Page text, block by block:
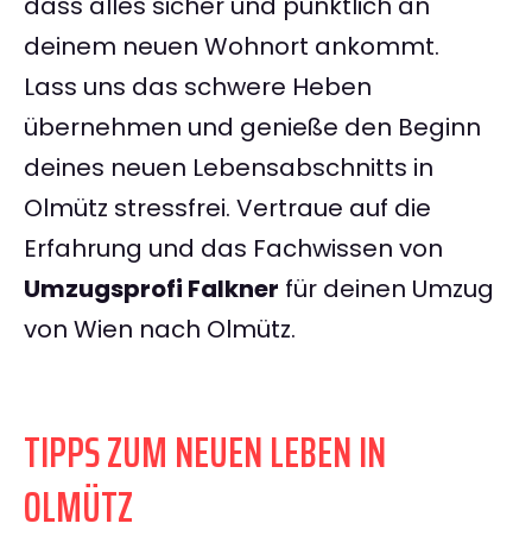
deinem neuen Wohnort ankommt.
Lass uns das schwere Heben
übernehmen und genieße den Beginn
deines neuen Lebensabschnitts in
Olmütz stressfrei. Vertraue auf die
Erfahrung und das Fachwissen von
Umzugsprofi Falkner für deinen Umzug
von Wien nach Olmütz.
TIPPS ZUM NEUEN LEBEN IN
OLMÜTZ